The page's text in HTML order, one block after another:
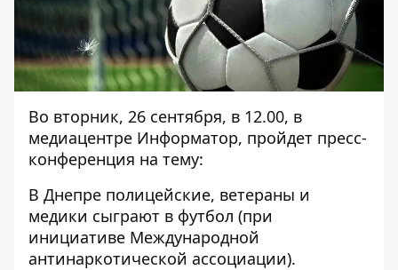
Во вторник, 26 сентября, в 12.00, в
медиацентре Информатор, пройдет пресс-
конференция на тему:
В Днепре полицейские, ветераны и
медики сыграют в футбол (при
инициативе Международной
антинаркотической ассоциации).